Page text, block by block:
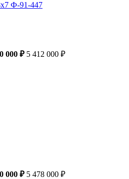
Ф-91-447
000 ₽ 5 412 000 ₽
000 ₽ 5 478 000 ₽